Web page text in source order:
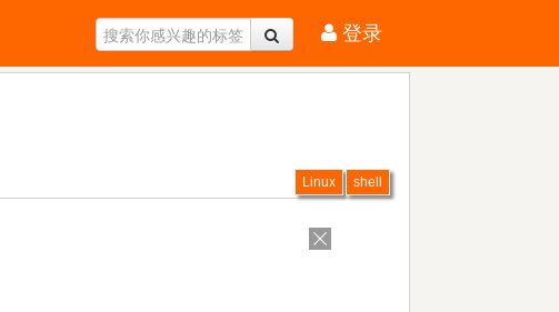
登录
Linux shell